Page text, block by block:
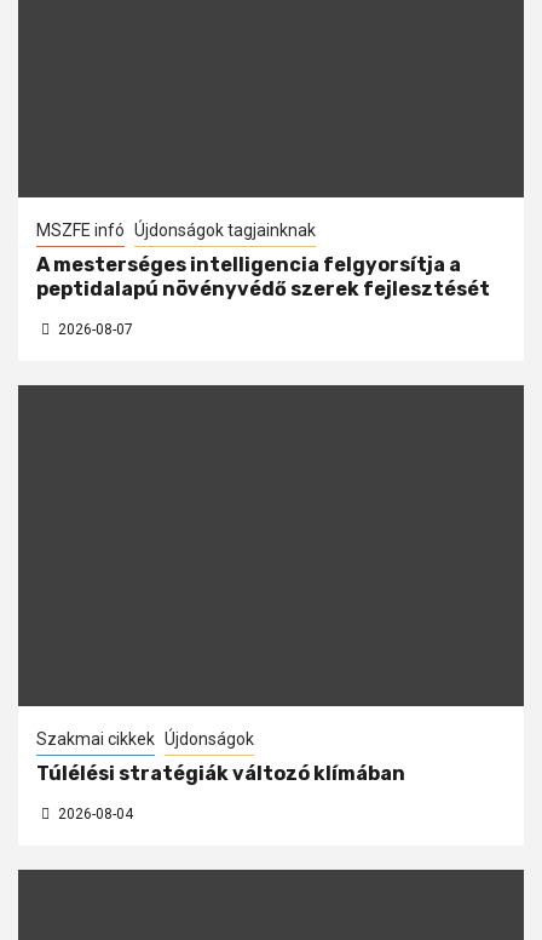
MSZFE infó Újdonságok tagjainknak
A mesterséges intelligencia felgyorsítja a
peptidalapú növényvédő szerek fejlesztését
2026-08-07
Szakmai cikkek Újdonságok
Túlélési stratégiák változó klímában
2026-08-04